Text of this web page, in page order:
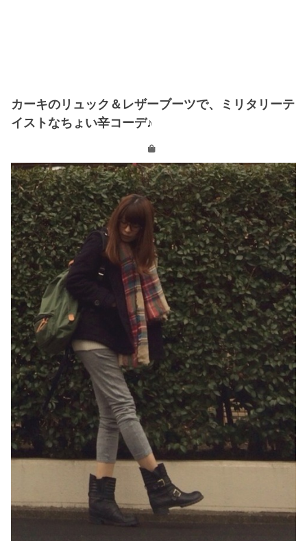
カーキのリュック＆レザーブーツで、ミリタリーテ
イストなちょい辛コーデ♪